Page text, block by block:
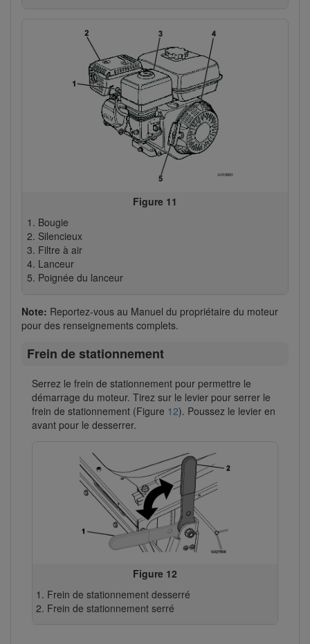
Figure 11
Bougie
Silencieux
Filtre à air
Lanceur
Poignée du lanceur
Note: Reportez-vous au Manuel du propriétaire du moteur
pour des renseignements complets.
Frein de stationnement
Serrez le frein de stationnement pour permettre le
démarrage du moteur. Tirez sur le levier pour serrer le
frein de stationnement (Figure 12). Poussez le levier en
avant pour le desserrer.
Figure 12
Frein de stationnement desserré
Frein de stationnement serré